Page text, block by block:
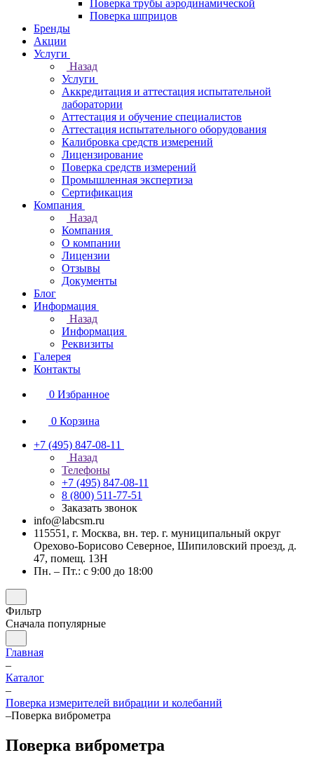
Поверка трубы аэродинамической
Поверка шприцов
Бренды
Акции
Услуги
Назад
Услуги
Аккредитация и аттестация испытательной
лаборатории
Аттестация и обучение специалистов
Аттестация испытательного оборудования
Калибровка средств измерений
Лицензирование
Поверка средств измерений
Промышленная экспертиза
Сертификация
Компания
Назад
Компания
О компании
Лицензии
Отзывы
Документы
Блог
Информация
Назад
Информация
Реквизиты
Галерея
Контакты
0 Избранное
0 Корзина
+7 (495) 847-08-11
Назад
Телефоны
+7 (495) 847-08-11
8 (800) 511-77-51
Заказать звонок
info@labcsm.ru
115551, г. Москва, вн. тер. г. муниципальный округ
Орехово-Борисово Северное, Шипиловский проезд, д.
47, помещ. 13Н
Пн. – Пт.: с 9:00 до 18:00
Фильтр
Сначала популярные
Главная
–
Каталог
–
Поверка измерителей вибрации и колебаний
–Поверка виброметра
Поверка виброметра